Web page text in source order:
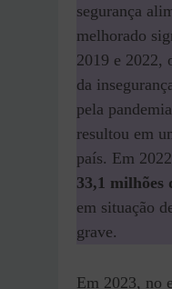
segurança
melhorado
2019 e 2022,
da
pela
resultou em
país. Em
33,1 milhões
em situação
grave.
Em 2023, no